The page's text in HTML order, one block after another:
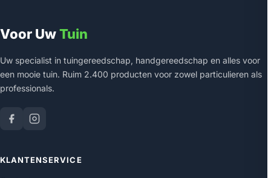
Voor UwTuin
Uw specialist in tuingereedschap, handgereedschap en alles voor
een mooie tuin. Ruim 2.400 producten voor zowel particulieren als
professionals.
KLANTENSERVICE